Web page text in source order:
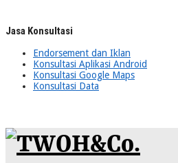
Jasa Konsultasi
Endorsement dan Iklan
Konsultasi Aplikasi Android
Konsultasi Google Maps
Konsultasi Data